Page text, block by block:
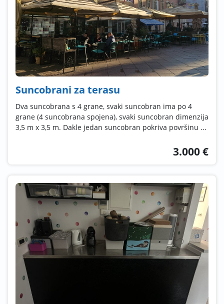
Suncobrani za terasu
Dva suncobrana s 4 grane, svaki suncobran ima po 4
grane (4 suncobrana spojena), svaki suncobran dimenzija
3,5 m x 3,5 m. Dakle jedan suncobran pokriva površinu ...
3.000 €